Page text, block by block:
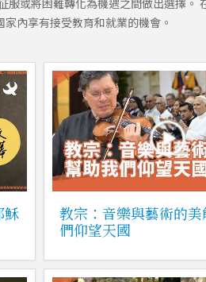
內享有接受教育和就業的機會。
穌
教宗：音樂與藝術的
們仰望天國